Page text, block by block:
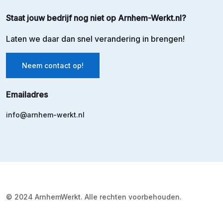
Staat jouw bedrijf nog niet op Arnhem-Werkt.nl?
Laten we daar dan snel verandering in brengen!
Neem contact op!
Emailadres
info@arnhem-werkt.nl
© 2024 ArnhemWerkt. Alle rechten voorbehouden.